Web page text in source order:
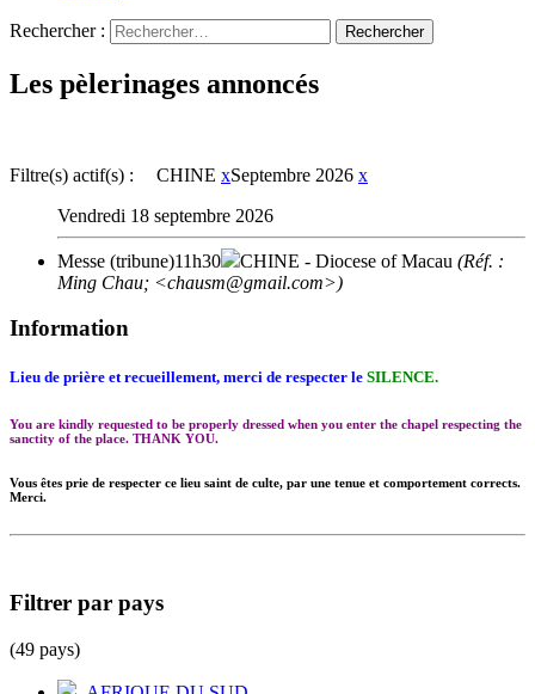
Rechercher :
Les pèlerinages annoncés
Filtre(s) actif(s) : CHINE xSeptembre 2026 x
Vendredi 18 septembre 2026
Messe (tribune)11h30 CHINE - Diocese of Macau (Réf. :
Ming Chau; <chausm@gmail.com>)
Information
Lieu de prière et recueillement, merci de respecter le SILENCE.
You are kindly requested to be properly dressed when you enter the chapel respecting the
sanctity of the place. THANK YOU.
Vous êtes prie de respecter ce lieu saint de culte, par une tenue et comportement corrects.
Merci.
Filtrer par pays
(49 pays)